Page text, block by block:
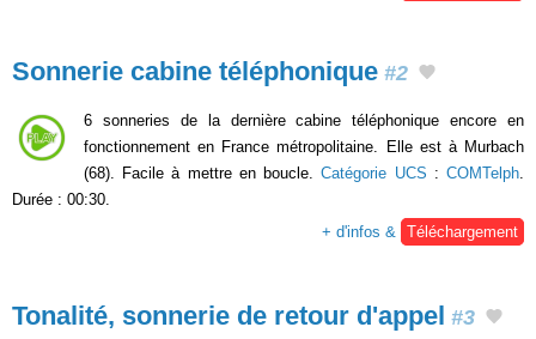
Sonnerie cabine téléphonique #2
6 sonneries de la dernière cabine téléphonique encore en
fonctionnement en France métropolitaine. Elle est à Murbach
(68). Facile à mettre en boucle.Catégorie UCS :COMTelph
Durée : 00:30.
+ d'infos &
Téléchargement
Tonalité, sonnerie de retour d'appel #3